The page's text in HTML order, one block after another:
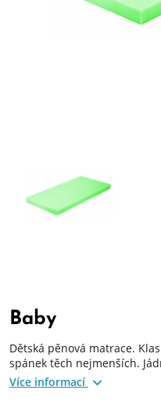
Baby
Dětská pěnová matrace.
spánek těch nejmenších.
Více informací